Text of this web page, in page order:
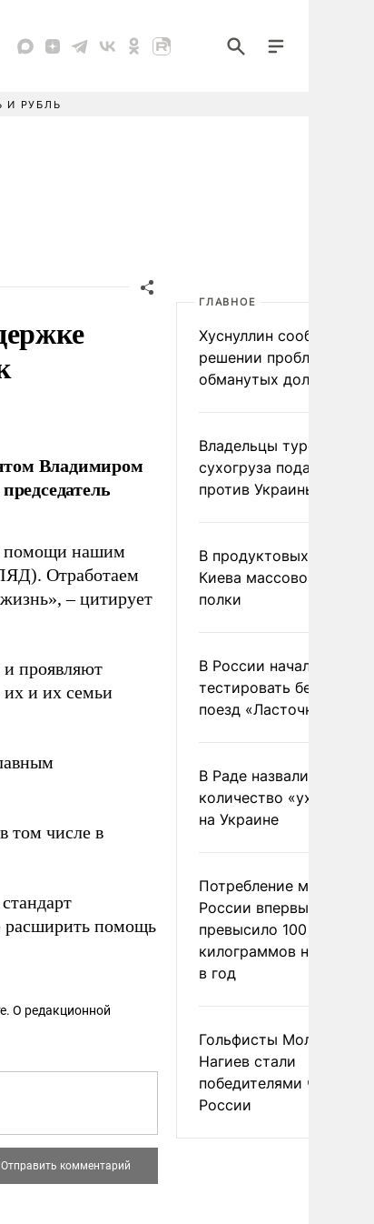
И РУБЛЬ
Владимиром
помощи нашим
Отработаем
– цитирует
проявляют
их и их семьи
том числе в
расширить помощь
О редакционной
ГЛАВНОЕ
Хуснуллин сообщил о
решении проблемы
обманутых дольщиков
Владельцы турецкого
сухогруза подадут иск
против Украины в Гаагу
В продуктовых
Киева массово
полки
В России начали
тестировать
поезд «Ласточка»
В Раде назвали
количество
на Украине
Потребление мяса в
России впервые
превысило 100
килограммов на
в год
Гольфисты
Нагиев стали
победителями
России